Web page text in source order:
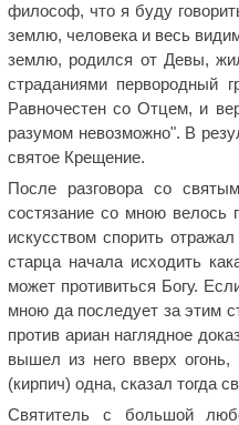
философ, что я буду
землю, человека и весь
землю, родился от Девы,
страданиями
Равночестен со Отцем, и
разумом невозможно". В
святое Крещение.
После разговора со
состязание со мною велось
искусством спорить
старца начала исходить
может противиться Богу.
мною да последует за этим
против ариан наглядное
вышел из него вверх
(кирпич) одна, сказал тогда
Святитель с большой